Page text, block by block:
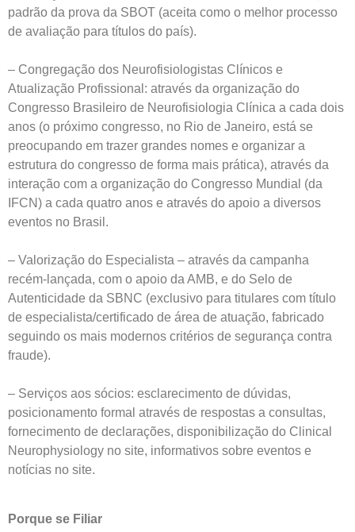
padrão da prova da SBOT (aceita como o melhor processo
de avaliação para títulos do país).
– Congregação dos Neurofisiologistas Clínicos e
Atualização Profissional: através da organização do
Congresso Brasileiro de Neurofisiologia Clínica a cada dois
anos (o próximo congresso, no Rio de Janeiro, está se
preocupando em trazer grandes nomes e organizar a
estrutura do congresso de forma mais prática), através da
interação com a organização do Congresso Mundial (da
IFCN) a cada quatro anos e através do apoio a diversos
eventos no Brasil.
– Valorização do Especialista – através da campanha
recém-lançada, com o apoio da AMB, e do Selo de
Autenticidade da SBNC (exclusivo para titulares com título
de especialista/certificado de área de atuação, fabricado
seguindo os mais modernos critérios de segurança contra
fraude).
– Serviços aos sócios: esclarecimento de dúvidas,
posicionamento formal através de respostas a consultas,
fornecimento de declarações, disponibilização do Clinical
Neurophysiology no site, informativos sobre eventos e
notícias no site.
Porque se Filiar